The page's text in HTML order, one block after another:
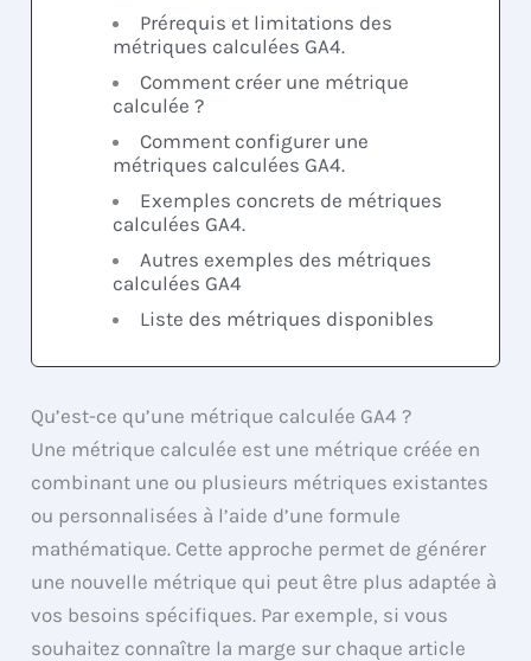
Prérequis et limitations des
métriques calculées GA4.
Comment créer une métrique
calculée ?
Comment configurer une
métriques calculées GA4.
Exemples concrets de métriques
calculées GA4.
Autres exemples des métriques
calculées GA4
Liste des métriques disponibles
Qu’est-ce qu’une métrique calculée GA4 ?
Une métrique calculée est une métrique créée en
combinant une ou plusieurs métriques existantes
ou personnalisées à l’aide d’une formule
mathématique. Cette approche permet de générer
une nouvelle métrique qui peut être plus adaptée à
vos besoins spécifiques. Par exemple, si vous
souhaitez connaître la marge sur chaque article